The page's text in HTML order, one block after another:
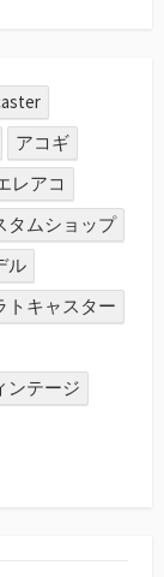
アコギ
レアコ
タムショップ
ル
トキャスター
ンテージ